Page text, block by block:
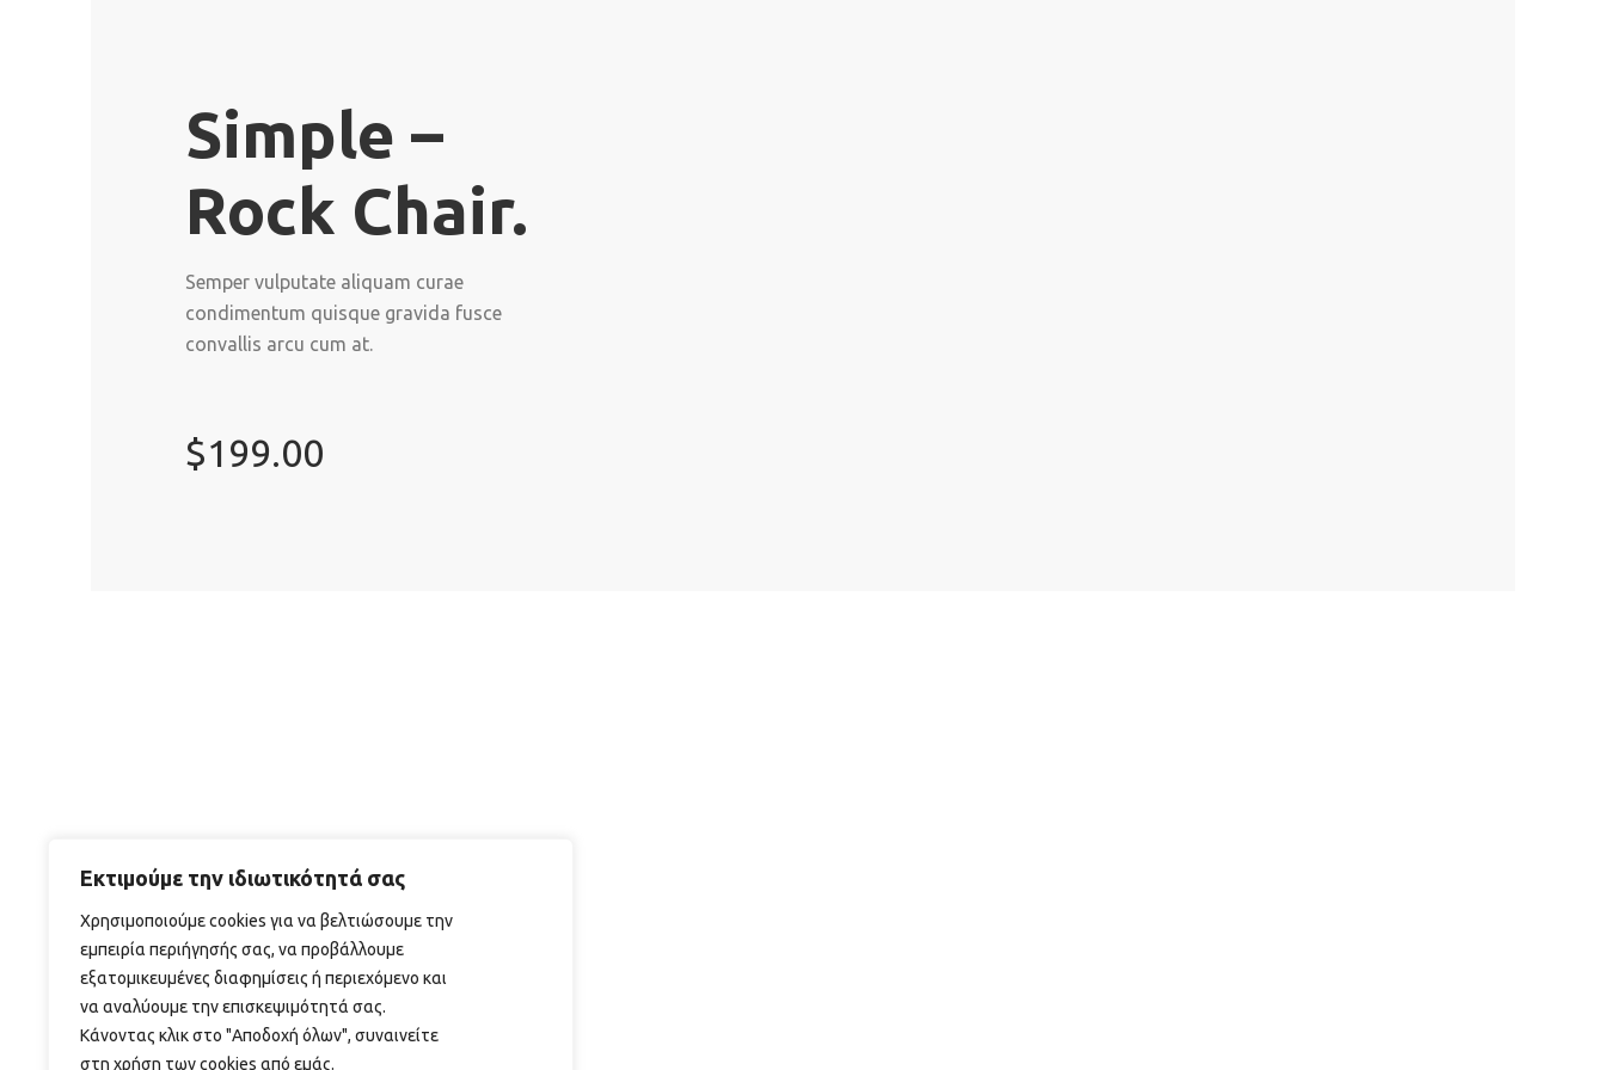
Εκτιμούμε την ιδιωτικότητά σας
Χρησιμοποιούμε cookies για να βελτιώσουμε την
εμπειρία περιήγησής σας, να προβάλλουμε
εξατομικευμένες διαφημίσεις ή περιεχόμενο και
να αναλύουμε την επισκεψιμότητά σας.
Κάνοντας κλικ στο "Αποδοχή όλων", συναινείτε
στη χρήση των cookies από εμάς.
Simple –
Rock Chair.
Semper vulputate aliquam curae
condimentum quisque gravida fusce
convallis arcu cum at.
$199.00